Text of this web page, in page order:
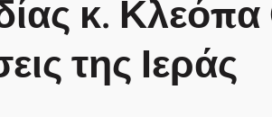
κ. Κλεόπα
της Ιεράς